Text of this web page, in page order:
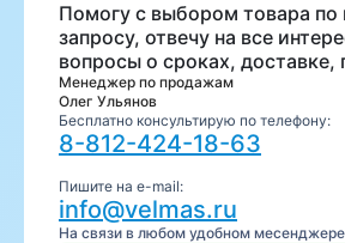
Помогу с выбором товара
запросу, отвечу на все
вопросы о сроках, доставке,
Менеджер по продажам
Олег Ульянов
Бесплатно консультирую по телефону:
8-812-424-18-63
Пишите на e-mail:
info@velmas.ru
На связи в любом удобном